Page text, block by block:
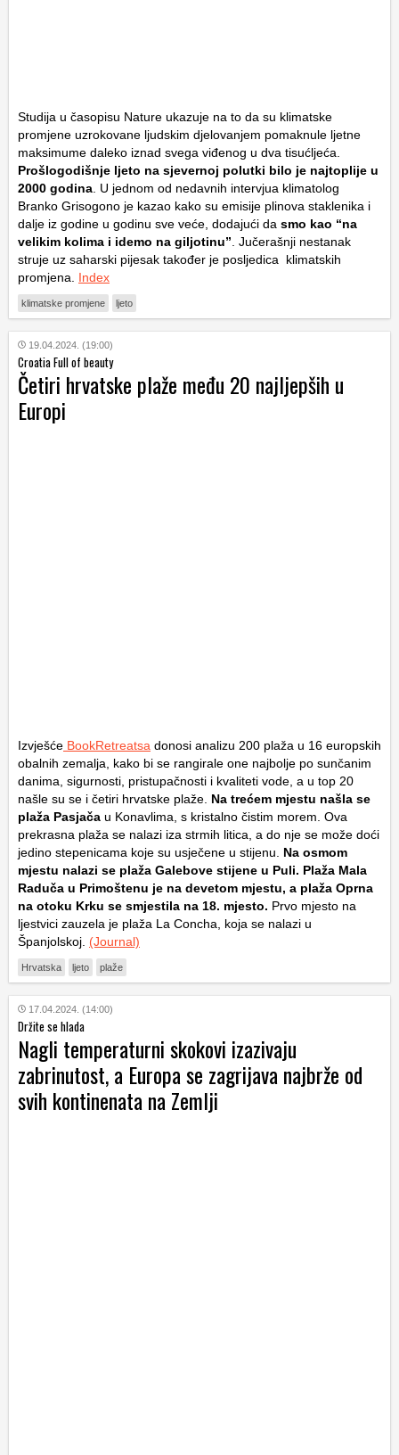
Studija u časopisu Nature ukazuje na to da su klimatske
promjene uzrokovane ljudskim djelovanjem pomaknule ljetne
maksimume daleko iznad svega viđenog u dva tisućljeća.
Prošlogodišnje ljeto na sjevernoj polutki bilo je najtoplije u
2000 godina . U jednom od nedavnih intervjua klimatolog
Branko Grisogono je kazao kako su emisije plinova staklenika i
dalje iz godine u godinu sve veće, dodajući da smo kao “na
velikim kolima i idemo na giljotinu” . Jučerašnji nestanak
struje uz saharski pijesak također je posljedica klimatskih
promjena. Index
klimatske promjene ljeto
19.04.2024. (19:00)
Croatia Full of beauty
Četiri hrvatske plaže među 20 najljepših u
Europi
Izvješće BookRetreatsa donosi analizu 200 plaža u 16 europskih
obalnih zemalja, kako bi se rangirale one najbolje po sunčanim
danima, sigurnosti, pristupačnosti i kvaliteti vode, a u top 20
našle su se i četiri hrvatske plaže. Na trećem mjestu našla se
plaža Pasjača u Konavlima, s kristalno čistim morem. Ova
prekrasna plaža se nalazi iza strmih litica, a do nje se može doći
jedino stepenicama koje su usječene u stijenu. Na osmom
mjestu nalazi se plaža Galebove stijene u Puli. Plaža Mala
Raduča u Primoštenu je na devetom mjestu, a plaža Oprna
na otoku Krku se smjestila na 18. mjesto. Prvo mjesto na
ljestvici zauzela je plaža La Concha, koja se nalazi u
Španjolskoj. (Journal)
Hrvatska ljeto plaže
17.04.2024. (14:00)
Držite se hlada
Nagli temperaturni skokovi izazivaju
zabrinutost, a Europa se zagrijava najbrže od
svih kontinenata na Zemlji